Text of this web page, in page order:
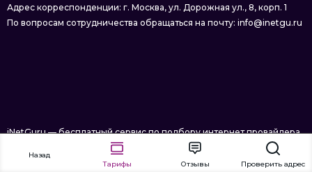
Назад
Адрес корреспонденции: г. Москва, ул. Дорожная ул., 8, корп. 1
По вопросам сотрудничества обращаться на почту: info@inetgu.ru
iNetGuru — бесплатный сервис по подбору интернет провайдера